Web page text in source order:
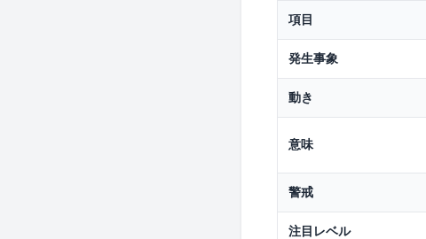
項目
発生事象
動き
意味
警戒
注目レベル